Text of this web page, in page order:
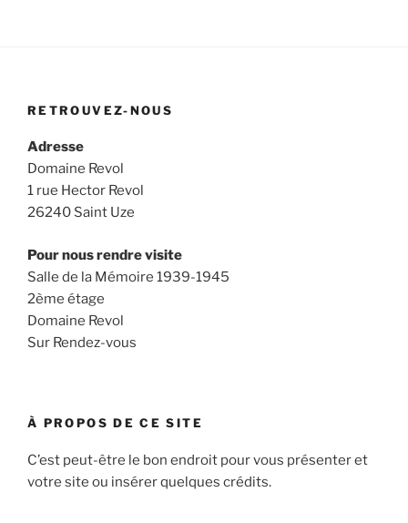
RETROUVEZ-NOUS
Adresse
Domaine Revol
1 rue Hector Revol
26240 Saint Uze
Pour nous rendre visite
Salle de la Mémoire 1939-1945
2ème étage
Domaine Revol
Sur Rendez-vous
À PROPOS DE CE SITE
C’est peut-être le bon endroit pour vous présenter et
votre site ou insérer quelques crédits.